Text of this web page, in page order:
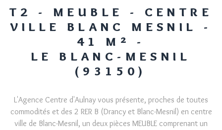
T2 - MEUBLE - CENTRE
VILLE BLANC MESNIL -
41 M² -
LE BLANC-MESNIL
(93150)
L'Agence Centre d'Aulnay vous présente, proches de toutes
commodités et des 2 RER B (Drancy et Blanc-Mesnil) en centre
ville de Blanc-Mesnil, un deux pièces MEUBLE comprenant un